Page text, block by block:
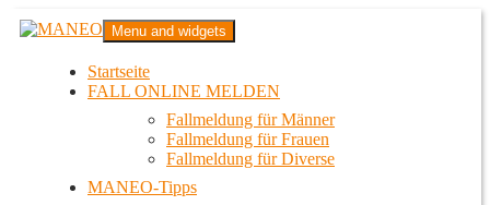
Zum
InhaltMANEO
Das schwule Anti-Gewalt-Projekt in Berlin
Menu and widgets
Startseite
FALL ONLINE MELDEN
Fallmeldung für Männer
Fallmeldung für Frauen
Fallmeldung für Diverse
MANEO-Tipps